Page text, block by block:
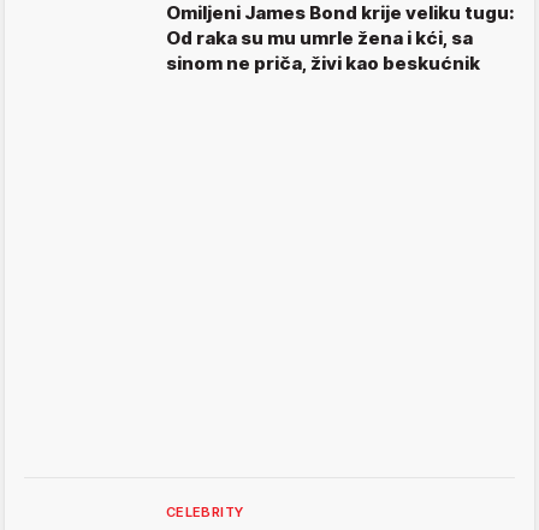
Omiljeni James Bond krije veliku tugu:
Od raka su mu umrle žena i kći, sa
sinom ne priča, živi kao beskućnik
CELEBRITY